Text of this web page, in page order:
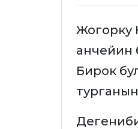
Жогорку
анчейин
Бирок